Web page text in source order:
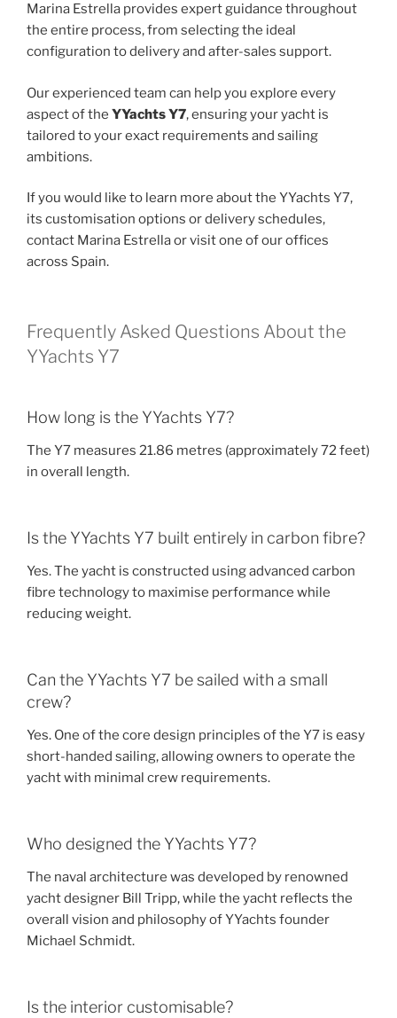
Marina Estrella provides expert guidance throughout
the entire process, from selecting the ideal
configuration to delivery and after-sales support.
Our experienced team can help you explore every
aspect of the YYachts Y7, ensuring your yacht is
tailored to your exact requirements and sailing
ambitions.
If you would like to learn more about the YYachts Y7,
its customisation options or delivery schedules,
contact Marina Estrella or visit one of our offices
across Spain.
Frequently Asked Questions About the
YYachts Y7
How long is the YYachts Y7?
The Y7 measures 21.86 metres (approximately 72 feet)
in overall length.
Is the YYachts Y7 built entirely in carbon fibre?
Yes. The yacht is constructed using advanced carbon
fibre technology to maximise performance while
reducing weight.
Can the YYachts Y7 be sailed with a small
crew?
Yes. One of the core design principles of the Y7 is easy
short-handed sailing, allowing owners to operate the
yacht with minimal crew requirements.
Who designed the YYachts Y7?
The naval architecture was developed by renowned
yacht designer Bill Tripp, while the yacht reflects the
overall vision and philosophy of YYachts founder
Michael Schmidt.
Is the interior customisable?